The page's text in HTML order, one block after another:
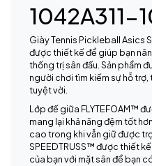
1042A311-
Giày Tennis Pickleball Asics
được thiết kế để giúp bạn
thống trị sân đấu. Sản phẩm
người chơi tìm kiếm sự hỗ trợ,
tuyệt vời.
Lớp đế giữa FLYTEFOAM™
mang lại khả năng đệm tốt
cao trong khi vẫn giữ được
SPEEDTRUSS™ được thiết
của bạn với mặt sân để bạn